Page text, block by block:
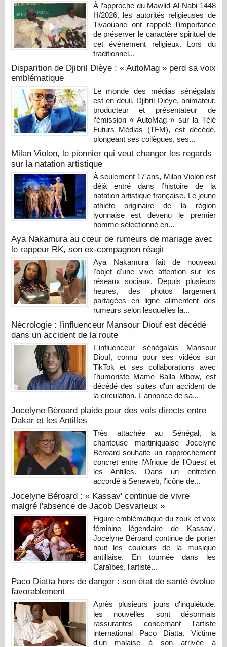
À l’approche du Mawlid-Al-Nabi 1448
H/2026, les autorités religieuses de
Tivaouane ont rappelé l’importance
de préserver le caractère spirituel de
cet événement religieux. Lors du
traditionnel...
Disparition de Djibril Dièye : « AutoMag » perd sa voix
emblématique
Le monde des médias sénégalais
est en deuil. Djibril Dièye, animateur,
producteur et présentateur de
l’émission « AutoMag » sur la Télé
Futurs Médias (TFM), est décédé,
plongeant ses collègues, ses...
Milan Violon, le pionnier qui veut changer les regards
sur la natation artistique
À seulement 17 ans, Milan Violon est
déjà entré dans l’histoire de la
natation artistique française. Le jeune
athlète originaire de la région
lyonnaise est devenu le premier
homme sélectionné en...
Aya Nakamura au cœur de rumeurs de mariage avec
le rappeur RK, son ex-compagnon réagit
Aya Nakamura fait de nouveau
l'objet d'une vive attention sur les
réseaux sociaux. Depuis plusieurs
heures, des photos largement
partagées en ligne alimentent des
rumeurs selon lesquelles la...
Nécrologie : l'influenceur Mansour Diouf est décédé
dans un accident de la route
L'influenceur sénégalais Mansour
Diouf, connu pour ses vidéos sur
TikTok et ses collaborations avec
l'humoriste Mame Balla Mbow, est
décédé des suites d'un accident de
la circulation. L'annonce de sa...
Jocelyne Béroard plaide pour des vols directs entre
Dakar et les Antilles
Très attachée au Sénégal, la
chanteuse martiniquaise Jocelyne
Béroard souhaite un rapprochement
concret entre l'Afrique de l'Ouest et
les Antilles. Dans un entretien
accordé à Seneweb, l'icône de...
Jocelyne Béroard : « Kassav' continue de vivre
malgré l'absence de Jacob Desvarieux »
Figure emblématique du zouk et voix
féminine légendaire de Kassav',
Jocelyne Béroard continue de porter
haut les couleurs de la musique
antillaise. En tournée dans les
Caraïbes, l'artiste...
Paco Diatta hors de danger : son état de santé évolue
favorablement
Après plusieurs jours d'inquiétude,
les nouvelles sont désormais
rassurantes concernant l'artiste
international Paco Diatta. Victime
d'un malaise à son arrivée à